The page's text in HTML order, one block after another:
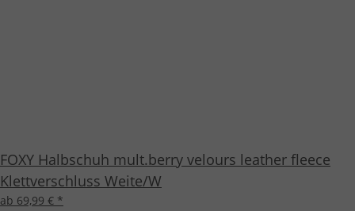
FOXY Halbschuh mult.berry velours leather fleece
Klettverschluss Weite/W
ab 69,99 € *